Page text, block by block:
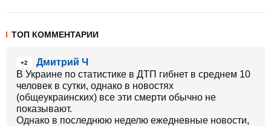
ТОП КОММЕНТАРИИ
+2
Дмитрий Ч
В Украине по статистике в ДТП гибнет в среднем 10
человек в сутки, однако в новостях
(общеукраинских) все эти смерти обычно не
показывают.
Однако в последнюю неделю ежедневные новости,